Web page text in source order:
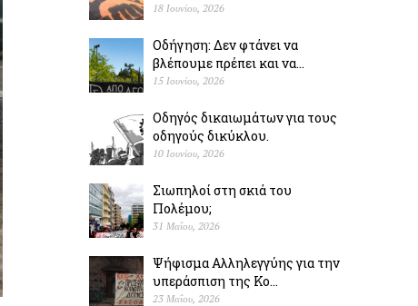
18 Ιουνίου, 2026
Οδήγηση: Δεν φτάνει να
βλέπουμε πρέπει και να...
15 Ιουνίου, 2026
Οδηγός δικαιωμάτων για τους
οδηγούς δικύκλου.
10 Ιουνίου, 2026
Σιωπηλοί στη σκιά του
Πολέµου;
31 Μαΐου, 2026
Ψήφισμα Αλληλεγγύης για την
υπεράσπιση της Κο...
23 Μαΐου, 2026